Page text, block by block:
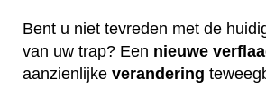
Bent u niet tevreden met de
van uw trap? Een nieuwe
aanzienlijke verandering